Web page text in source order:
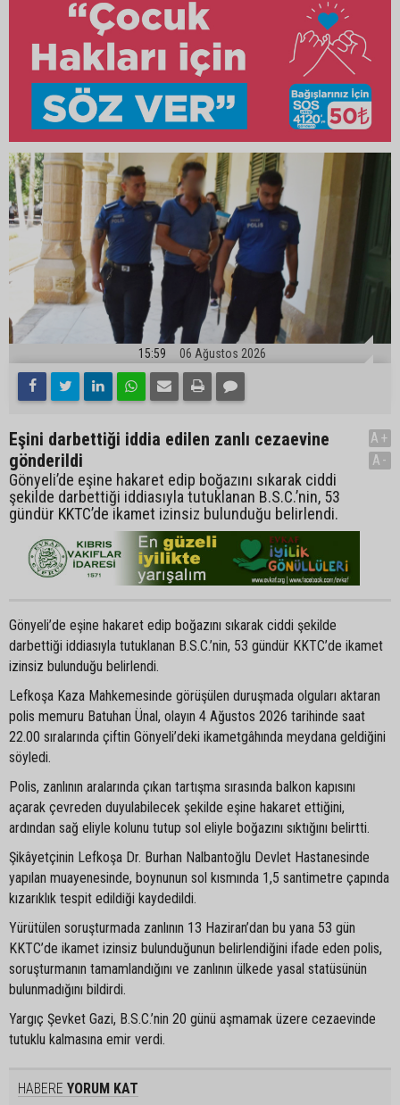
15:59 06 Ağustos 2026
Eşini darbettiği iddia edilen zanlı cezaevine
gönderildi
Gönyeli’de eşine hakaret edip boğazını sıkarak ciddi
şekilde darbettiği iddiasıyla tutuklanan B.S.C.’nin, 53
gündür KKTC’de ikamet izinsiz bulunduğu belirlendi.
A+
A-
Gönyeli’de eşine hakaret edip boğazını sıkarak ciddi şekilde
darbettiği iddiasıyla tutuklanan B.S.C.’nin, 53 gündür KKTC’de ikamet
izinsiz bulunduğu belirlendi.
Lefkoşa Kaza Mahkemesinde görüşülen duruşmada olguları aktaran
polis memuru Batuhan Ünal, olayın 4 Ağustos 2026 tarihinde saat
22.00 sıralarında çiftin Gönyeli’deki ikametgâhında meydana geldiğini
söyledi.
Polis, zanlının aralarında çıkan tartışma sırasında balkon kapısını
açarak çevreden duyulabilecek şekilde eşine hakaret ettiğini,
ardından sağ eliyle kolunu tutup sol eliyle boğazını sıktığını belirtti.
Şikâyetçinin Lefkoşa Dr. Burhan Nalbantoğlu Devlet Hastanesinde
yapılan muayenesinde, boynunun sol kısmında 1,5 santimetre çapında
kızarıklık tespit edildiği kaydedildi.
Yürütülen soruşturmada zanlının 13 Haziran’dan bu yana 53 gün
KKTC’de ikamet izinsiz bulunduğunun belirlendiğini ifade eden polis,
soruşturmanın tamamlandığını ve zanlının ülkede yasal statüsünün
bulunmadığını bildirdi.
Yargıç Şevket Gazi, B.S.C.’nin 20 günü aşmamak üzere cezaevinde
tutuklu kalmasına emir verdi.
HABERE YORUM KAT